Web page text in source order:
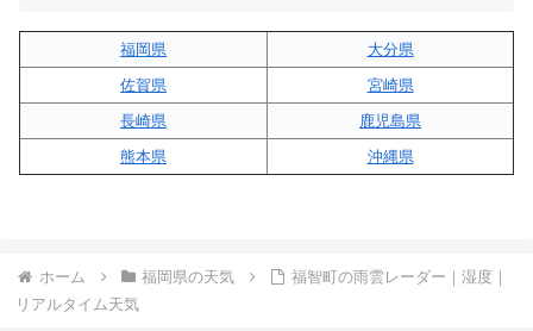
福岡県
大分県
佐賀県
宮崎県
長崎県
鹿児島県
熊本県
沖縄県
ホーム 福岡県の天気
福智町の雨雲レーダー｜湿度｜
リアルタイム天気